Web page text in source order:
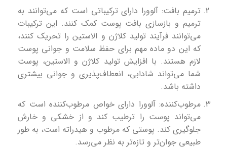
ترمیم بافت: آلوورا دارای ترکیباتی است که می‌توانند به
ترمیم و بازسازی بافت پوست کمک کنند. این ترکیبات
می‌توانند فرآیند تولید کلاژن و الاستین را تحریک کنند،
که این دو ماده مهم برای حفظ سلامت و جوانی پوست
لازم هستند. با افزایش تولید کلاژن و الاستین، پوست
شما می‌تواند شادابی، انعطاف‌پذیری و جوانی بیشتری
داشته باشد.
مرطوب‌کننده: آلوورا دارای خواص مرطوب‌کننده است که
می‌تواند پوست را ترطیب کند و از خشکی و خارش
جلوگیری کند. پوستی که مرطوب و هیدراته است، به طور
طبیعی جوان‌تر و تازه‌تر به نظر می‌رسد.